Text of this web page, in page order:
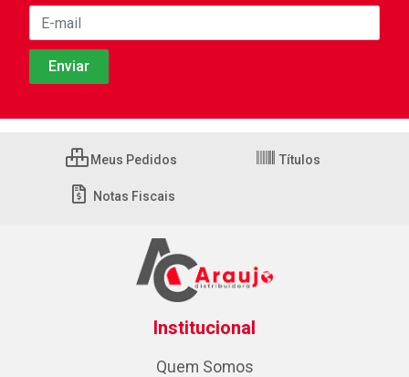
Meus Pedidos Títulos
Notas Fiscais
Institucional
Quem Somos